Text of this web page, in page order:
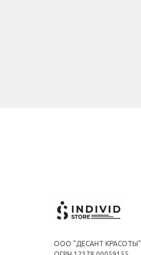
ООО "ДЕСАНТ КРАСОТЫ"